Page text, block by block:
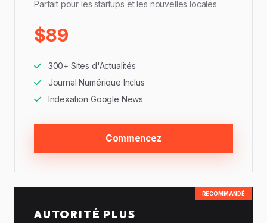
Parfait pour les startups et les nouvelles locales.
$89
300+ Sites d'Actualités
Journal Numérique Inclus
Indexation Google News
Commencez
RECOMMANDÉ
AUTORITÉ PLUS